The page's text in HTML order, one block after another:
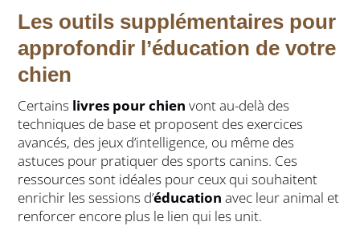
Les outils supplémentaires pour
approfondir l’éducation de votre
chien
Certains livres pour chien vont au-delà des
techniques de base et proposent des exercices
avancés, des jeux d’intelligence, ou même des
astuces pour pratiquer des sports canins. Ces
ressources sont idéales pour ceux qui souhaitent
enrichir les sessions d’éducation avec leur animal et
renforcer encore plus le lien qui les unit.